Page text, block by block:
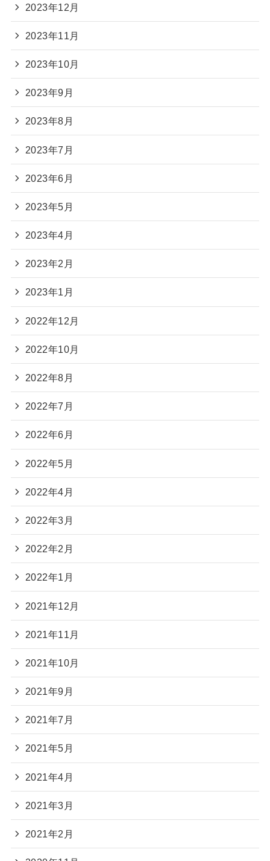
2023年12月
2023年11月
2023年10月
2023年9月
2023年8月
2023年7月
2023年6月
2023年5月
2023年4月
2023年2月
2023年1月
2022年12月
2022年10月
2022年8月
2022年7月
2022年6月
2022年5月
2022年4月
2022年3月
2022年2月
2022年1月
2021年12月
2021年11月
2021年10月
2021年9月
2021年7月
2021年5月
2021年4月
2021年3月
2021年2月